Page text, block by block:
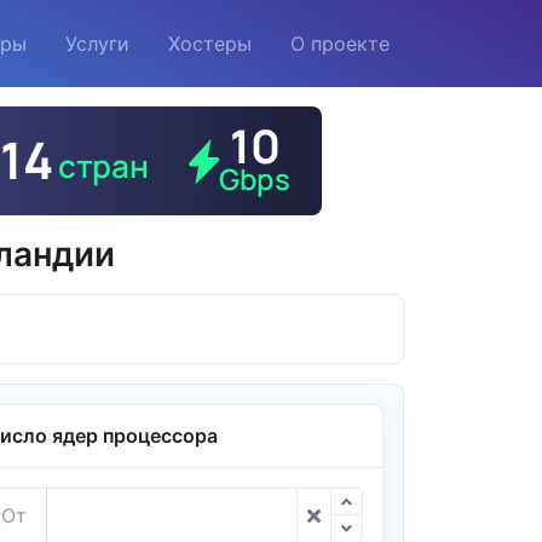
Услуги Хостеры О проекте
ядер процессора
От